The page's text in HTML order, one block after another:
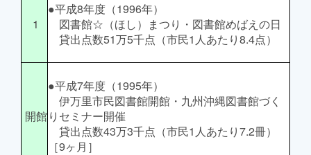
1
●平成8年度（1996年）
図書館☆（ほし）まつり・図書館めばえの日
貸出点数51万5千点（市民1人あたり8.4点）
開館
●平成7年度（1995年）
伊万里市民図書館開館・九州沖縄図書館づく
りセミナー開催
貸出点数43万3千点（市民1人あたり7.2冊）
［9ヶ月］